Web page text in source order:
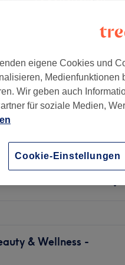
Aging)
ab 150 €
Spare bis zu 40%
155 €
& Wellness -
eigene Cookies und
Medienfunktionen
Wir geben auch
für soziale Medien,
Cookie-Einstellungen